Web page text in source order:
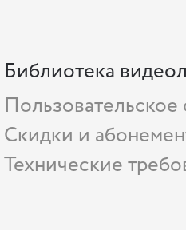
Библиотека
Скидки и
Технические